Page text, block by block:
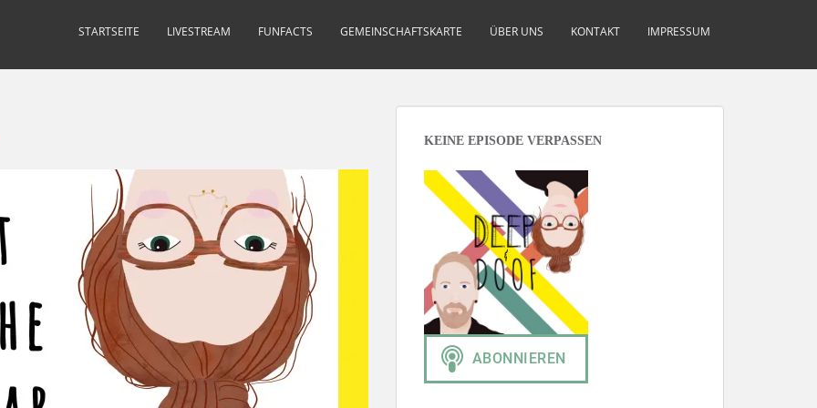
STARTSEITE LIVESTREAM FUNFACTS GEMEINSCHAFTSKARTE ÜBER UNS KONTAKT IMPRESSUM
KEINE EPISODE VERPASSEN